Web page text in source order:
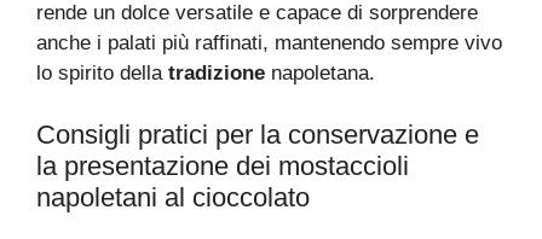
rende un dolce versatile e capace di sorprendere
anche i palati più raffinati, mantenendo sempre vivo
lo spirito della tradizione napoletana.
Consigli pratici per la conservazione e
la presentazione dei mostaccioli
napoletani al cioccolato